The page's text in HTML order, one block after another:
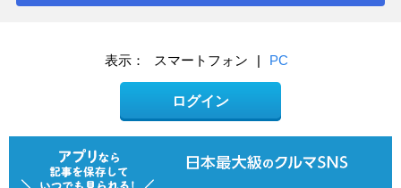
表示： スマートフォン | PC
ログイン